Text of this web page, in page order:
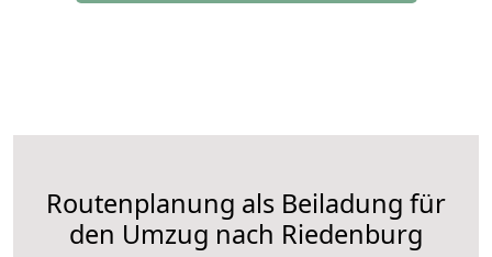
Routenplanung als Beiladung für
den Umzug nach Riedenburg